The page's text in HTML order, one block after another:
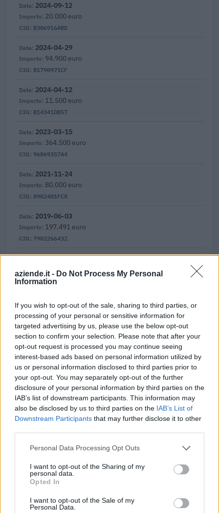
aziende.it - Do Not Process My Personal
Information
If you wish to opt-out of the sale, sharing to third parties, or
processing of your personal or sensitive information for
targeted advertising by us, please use the below opt-out
section to confirm your selection. Please note that after your
opt-out request is processed you may continue seeing
interest-based ads based on personal information utilized by
us or personal information disclosed to third parties prior to
your opt-out. You may separately opt-out of the further
disclosure of your personal information by third parties on the
IAB’s list of downstream participants. This information may
also be disclosed by us to third parties on the IAB’s List of
Downstream Participants that may further disclose it to other
Personal Data Processing Opt Outs
I want to opt-out of the Sharing of my
personal data.
Opted In
I want to opt-out of the Sale of my
Personal Data.
B306916ABD
2024-09-12
20.000 euro
B1790971CF
2024-04-29
94.900 euro
B14341DB57
2024-04-12
11.500 euro
96869357A4
2023-03-15
364.500 euro
8982401FC8
2021-11-24
80.000 euro
7902266432
2019-06-03
197.491 euro
7851295598
2019-05-06
149.987 euro
licenza CC BY-SA 4.0). Ogni CIG e' verificabile sul portale ANAC.
Aiuti di Stato e contributi pubblici
Tecnostyle Srl risulta beneficiaria di 7 aiuti o contributi
pubblici per un totale di 301.411 euro (2021–2024).
2024-06-13
Nuova Sabatini - Finanziamenti per l'acquisto di
piccole e medi
Ministero delle Imprese e del Made in Italy -
3.434 euro
2023-05-31
Contributo a fondo perduto [e modifiche ai sensi
della decisione SA. 62668 e decisione C(2022) 171 final)